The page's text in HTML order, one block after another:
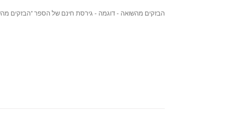
הבזקים מהשואה - דוגמה - גירסת חינם של הספר "הבזקים מהשואה" הכוללת